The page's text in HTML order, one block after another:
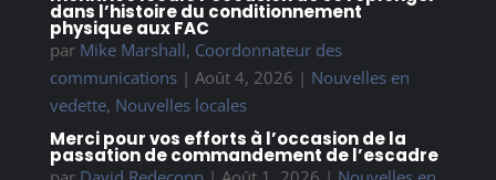
dans l’histoire du conditionnement
physique aux FAC
par Mike Marshall, Coordonnateur des
communications| Août 4, 2026 | Nouvelles en
vedette, Nouvelles locales
Merci pour vos efforts à l’occasion de la
passation de commandement de l’escadre